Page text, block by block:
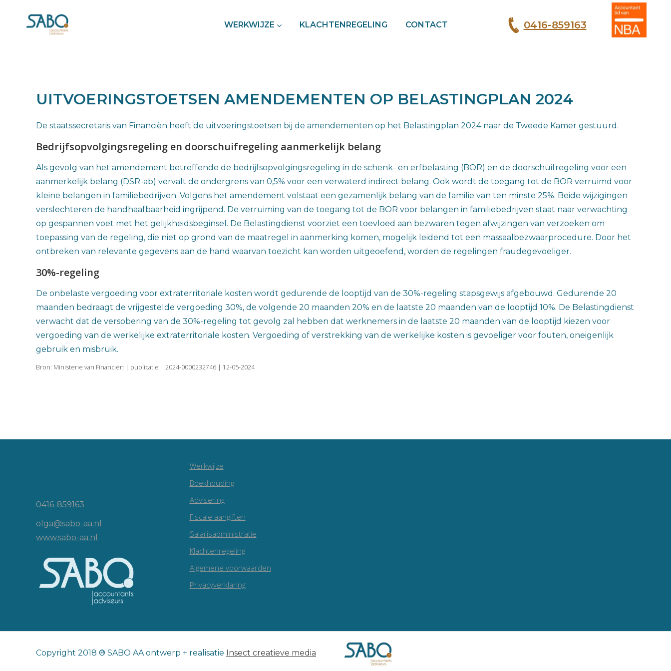
WERKWIJZE KLACHTENREGELING CONTACT 0416-859163
UITVOERINGSTOETSEN AMENDEMENTEN OP BELASTINGPLAN 2024
De staatssecretaris van Financiën heeft de uitvoeringstoetsen bij de amendementen op het Belastingplan 2024 naar de Tweede Kamer gestuurd.
Bedrijfsopvolgingsregeling en doorschuifregeling aanmerkelijk belang
Als gevolg van het amendement betreffende de bedrijfsopvolgingsregeling in de schenk- en erfbelasting (BOR) en de doorschuifregeling voor een
aanmerkelijk belang (DSR-ab) vervalt de ondergrens van 0,5% voor een verwaterd indirect belang. Ook wordt de toegang tot de BOR verruimd voor
kleine belangen in familiebedrijven. Volgens het amendement volstaat een gezamenlijk belang van de familie van ten minste 25%. Beide wijzigingen
verslechteren de handhaafbaarheid ingrijpend. De verruiming van de toegang tot de BOR voor belangen in familiebedrijven staat naar verwachting
op gespannen voet met het gelijkheidsbeginsel. De Belastingdienst voorziet een toevloed aan bezwaren tegen afwijzingen van verzoeken om
toepassing van de regeling, die niet op grond van de maatregel in aanmerking komen, mogelijk leidend tot een massaalbezwaarprocedure. Door het
ontbreken van relevante gegevens aan de hand waarvan toezicht kan worden uitgeoefend, worden de regelingen fraudegevoeliger.
30%-regeling
De onbelaste vergoeding voor extraterritoriale kosten wordt gedurende de looptijd van de 30%-regeling stapsgewijs afgebouwd. Gedurende 20
maanden bedraagt de vrijgestelde vergoeding 30%, de volgende 20 maanden 20% en de laatste 20 maanden van de looptijd 10%. De Belastingdienst
verwacht dat de versobering van de 30%-regeling tot gevolg zal hebben dat werknemers in de laatste 20 maanden van de looptijd kiezen voor
vergoeding van de werkelijke extraterritoriale kosten. Vergoeding of verstrekking van de werkelijke kosten is gevoeliger voor fouten, oneigenlijk
gebruik en misbruik.
Bron: Ministerie van Financiën | publicatie | 2024-0000232746 | 12-05-2024
0416-859163
olga@sabo-aa.nl
www.sabo-aa.nl
Werkwijze
Boekhouding
Advisering
Fiscale aangiften
Salarisadministratie
Klachtenregeling
Algemene voorwaarden
Privacyverklaring
Copyright 2018 ® SABO AA ontwerp + realisatie Insect creatieve media